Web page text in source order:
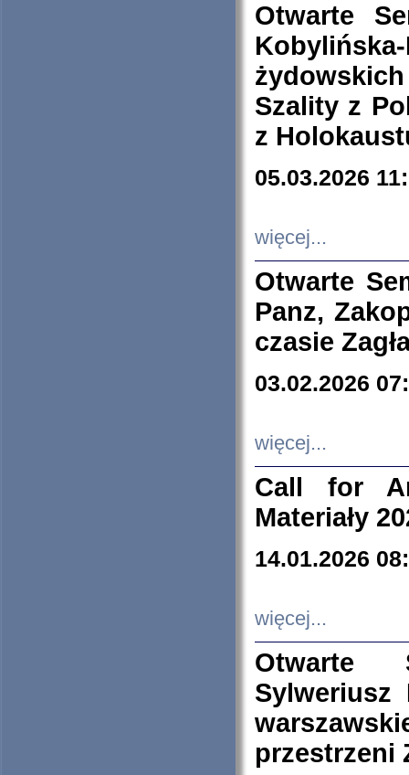
Otwarte
Szality z
z
05.03.2026
więcej...
Otwarte
Panz,
czasie
03.02.2026
więcej...
Call for
Materiały
14.01.2026
więcej...
Otwarte
Sylweriusz
przestrzeni